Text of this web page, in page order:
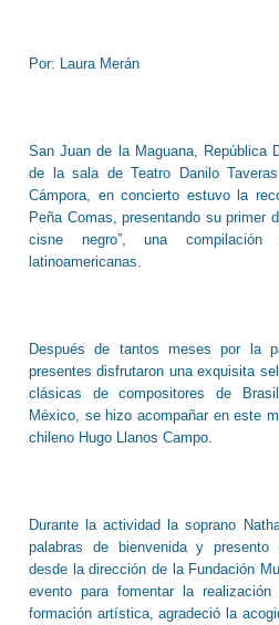
Por: Laura Merán
San Juan de la Maguana, República
de la sala de Teatro Danilo
Cámpora, en concierto estuvo la
Peña Comas, presentando su primer
cisne negro”, una
latinoamericanas.
Después de tantos meses por la
presentes disfrutaron una exquisita
clásicas de compositores de
México, se hizo acompañar en este
chileno Hugo Llanos Campo.
Durante la actividad la soprano
palabras de bienvenida y
desde la dirección de la Fundación
evento para fomentar la
formación artística, agradeció la